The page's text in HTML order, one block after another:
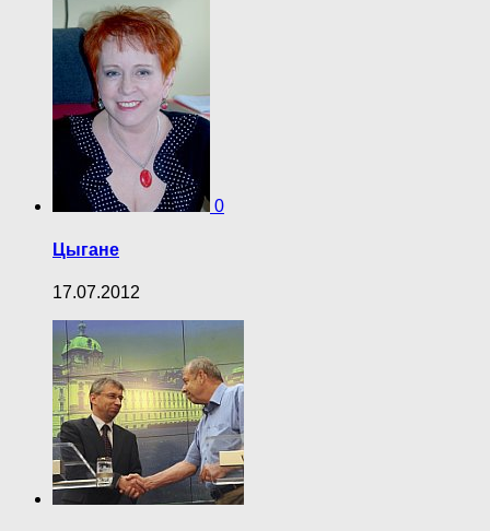
0
Цыгане
17.07.2012